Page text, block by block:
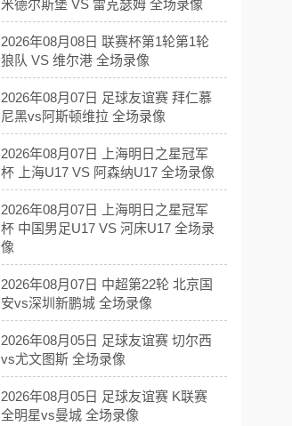
米德尔斯堡 VS 雷克瑟姆 全场录像
2026年08月08日 联赛杯第1轮第1轮
狼队 VS 维尔港 全场录像
2026年08月07日 足球友谊赛 拜仁慕
尼黑vs阿斯顿维拉 全场录像
2026年08月07日 上海明日之星冠军
杯 上海U17 VS 阿森纳U17 全场录像
2026年08月07日 上海明日之星冠军
杯 中国男足U17 VS 河床U17 全场录
像
2026年08月07日 中超第22轮 北京国
安vs深圳新鹏城 全场录像
2026年08月05日 足球友谊赛 切尔西
vs尤文图斯 全场录像
2026年08月05日 足球友谊赛 K联赛
全明星vs曼城 全场录像